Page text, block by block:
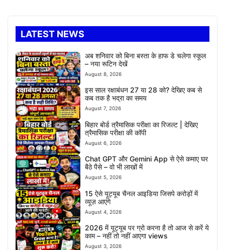
LATEST NEWS
अब शनिवार को बिना बस्ता के हाफ डे चलेगा स्कूल
– नया रूटिन देखें
August 8, 2026
इस साल रक्षाबंधन 27 या 28 को? देखिए कब से
कब तक है भद्रा का समय
August 7, 2026
बिहार बोर्ड त्रैमासिक परीक्षा का रिजल्ट | देखिए
त्रैमासिक परीक्षा की कॉपी
August 6, 2026
Chat GPT और Gemini App से ऐसे कमाए घर
बैठे पैसे – वो भी लाखों में
August 5, 2026
15 ऐसे यूट्यूब चैनल आइडिया जिसपे करोड़ों में
व्यूज़ आएंगे
August 4, 2026
2026 में यूट्यूब पर ग्रो करना है तो आज से करें ये
काम – नहीं तो नहीं आएगा views
August 3, 2026